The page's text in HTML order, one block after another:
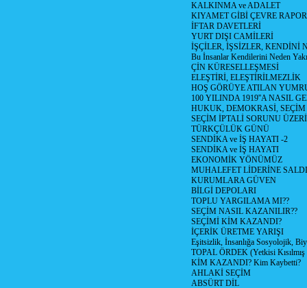
KALKINMA ve ADALET
KIYAMET GİBİ ÇEVRE
İFTAR DAVETLERİ
YURT DIŞI CAMİLERİ
İŞÇİLER, İŞSİZLER, KENDİNİ
Bu İnsanlar Kendilerini Neden
ÇİN KÜRESELLEŞMESİ
ELEŞTİRİ, ELEŞTİRİLMEZLİK
HOŞ GÖRÜYE ATILAN
100 YILINDA 1919''A NASIL
HUKUK, DEMOKRASİ, SEÇİM
SEÇİM İPTALİ SORUNU
TÜRKÇÜLÜK GÜNÜ
SENDİKA ve İŞ HAYATI -2
SENDİKA ve İŞ HAYATI
EKONOMİK YÖNÜMÜZ
MUHALEFET LİDERİNE
KURUMLARA GÜVEN
BİLGİ DEPOLARI
TOPLU YARGILAMA MI??
SEÇİM NASIL KAZANILIR??
SEÇİMİ KİM KAZANDI?
İÇERİK ÜRETME YARIŞI
Eşitsizlik, İnsanlığa Sosyolojik,
TOPAL ÖRDEK (Yetkisi
KİM KAZANDI? Kim Kaybetti?
AHLAKİ SEÇİM
ABSÜRT DİL